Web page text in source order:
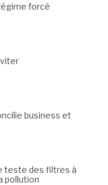
forcé
business et
teste des filtres à
pollution